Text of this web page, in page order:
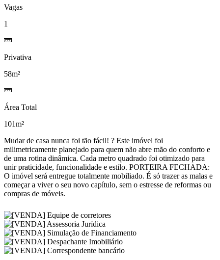
Vagas
1
Privativa
58m²
Área Total
101m²
Mudar de casa nunca foi tão fácil! ? Este imóvel foi
milimetricamente planejado para quem não abre mão do conforto e
de uma rotina dinâmica. Cada metro quadrado foi otimizado para
unir praticidade, funcionalidade e estilo. PORTEIRA FECHADA:
O imóvel será entregue totalmente mobiliado. É só trazer as malas e
começar a viver o seu novo capítulo, sem o estresse de reformas ou
compras de móveis.